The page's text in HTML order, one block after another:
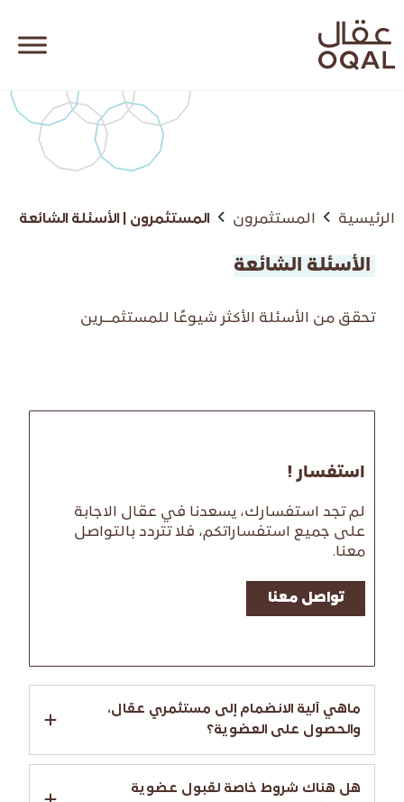
الرئيسية المستثمرون المستثمرون | الأسئلة الشائعة
الأسئلة الشائعة
تحقق من الأسئلة الأكثر شيوعًا للمستثمــرين
استفسار !
لم تجد استفسارك، يسعدنا في عقال الاجابة
على جميع استفساراتكم، فلا تتردد بالتواصل
معنا.
تواصل معنا
ماهي آلية الانضمام إلى مستثمري عقال،
والحصول على العضوية؟
هل هناك شروط خاصة لقبول عضوية